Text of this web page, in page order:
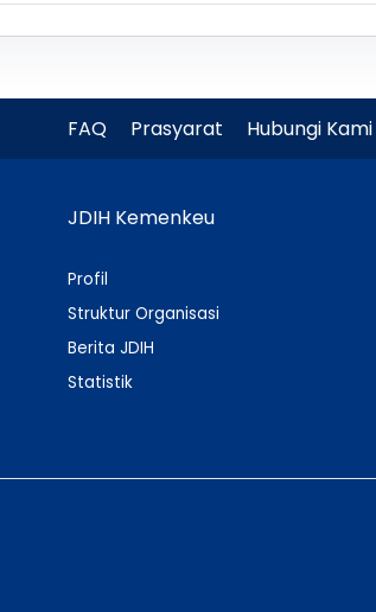
FAQ Prasyarat Hubungi Kami
JDIH Kemenkeu
Profil
Struktur Organisasi
Berita JDIH
Statistik